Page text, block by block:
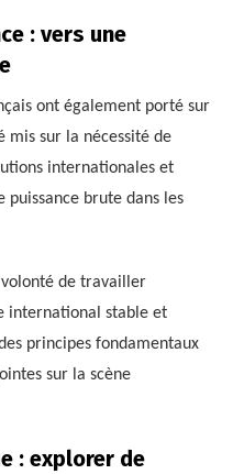
: vers une
ont également porté sur
mis sur la nécessité de
internationales et
puissance brute dans les
de travailler
international stable et
principes fondamentaux
sur la scène
: explorer de